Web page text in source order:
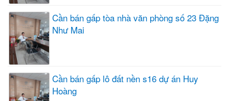
Cần bán gấp tòa nhà văn phòng số 23 Đặng
Như Mai
Cần bán gấp lô đất nền s16 dự án Huy
Hoàng